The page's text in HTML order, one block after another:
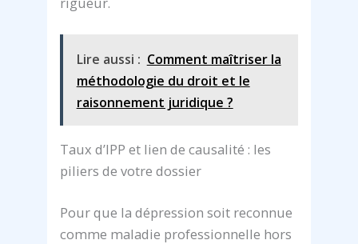
Lire aussi : Comment maîtriser la
méthodologie du droit et le
raisonnement juridique ?
Taux d’IPP et lien de causalité : les
piliers de votre dossier
Pour que la dépression soit reconnue
comme maladie professionnelle hors